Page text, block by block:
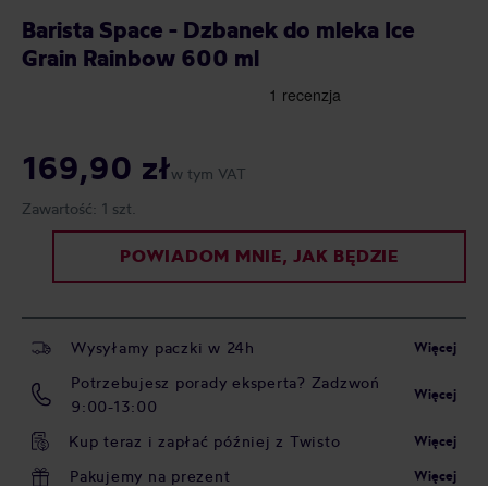
Barista Space - Dzbanek do mleka Ice
Grain Rainbow 600 ml
169,90 złw tym VAT
Zawartość: 1 szt.
POWIADOM MNIE, JAK BĘDZIE
Wysyłamy paczki w 24h Więcej
Potrzebujesz porady eksperta? Zadzwoń
9:00-13:00
Więcej
Kup teraz i zapłać później z Twisto Więcej
Pakujemy na prezent Więcej